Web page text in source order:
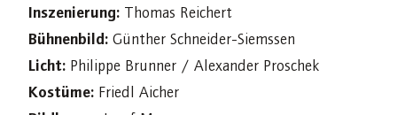
Inszenierung: Thomas Reichert
Bühnenbild: Günther Schneider-Siemssen
Licht: Philippe Brunner / Alexander Proschek
Kostüme: Friedl Aicher